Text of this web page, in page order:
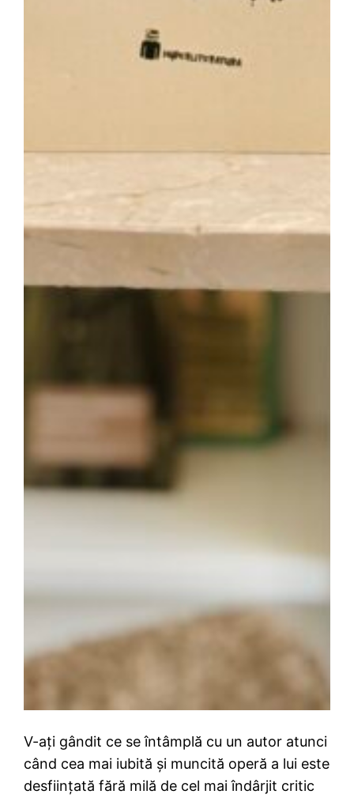
V-ați gândit ce se întâmplă cu un autor atunci
când cea mai iubită și muncită operă a lui este
desființată fără milă de cel mai îndârjit critic